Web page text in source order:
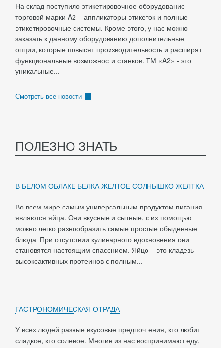
На склад поступило этикетировочное оборудование
торговой марки A2 – аппликаторы этикеток и полные
этикетировочные системы. Кроме этого, у нас можно
заказать к данному оборудованию дополнительные
опции, которые повысят производительность и расширят
функциональные возможности станков. ТМ «A2» - это
уникальные...
Смотреть все новости
ПОЛЕЗНО ЗНАТЬ
В БЕЛОМ ОБЛАКЕ БЕЛКА ЖЕЛТОЕ СОЛНЫШКО ЖЕЛТКА
Во всем мире самым универсальным продуктом питания
являются яйца. Они вкусные и сытные, с их помощью
можно легко разнообразить самые простые обыденные
блюда. При отсутствии кулинарного вдохновения они
становятся настоящим спасением. Яйцо – это кладезь
высокоактивных протеинов с полным...
ГАСТРОНОМИЧЕСКАЯ ОТРАДА
У всех людей разные вкусовые предпочтения, кто любит
сладкое, кто соленое. Многие из нас воспринимают еду,